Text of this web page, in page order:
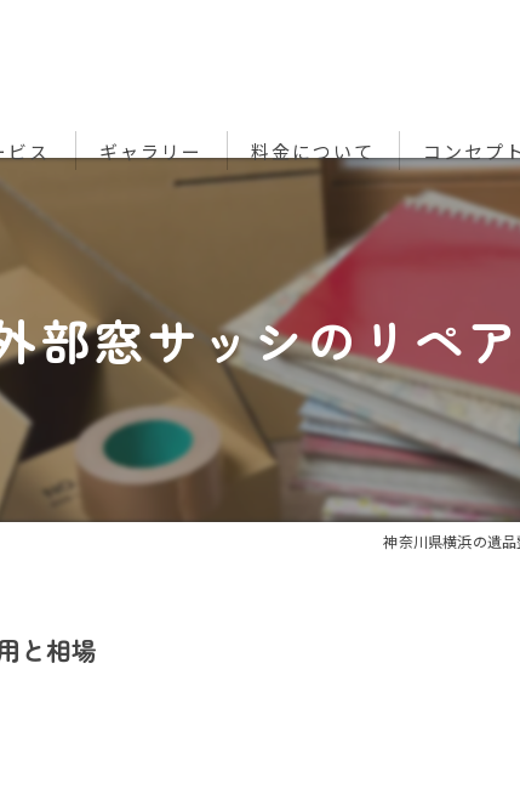
ビス ギャラリー 料金について コンセプト
部窓サッシのリペ
神奈川県横浜の遺
と相場